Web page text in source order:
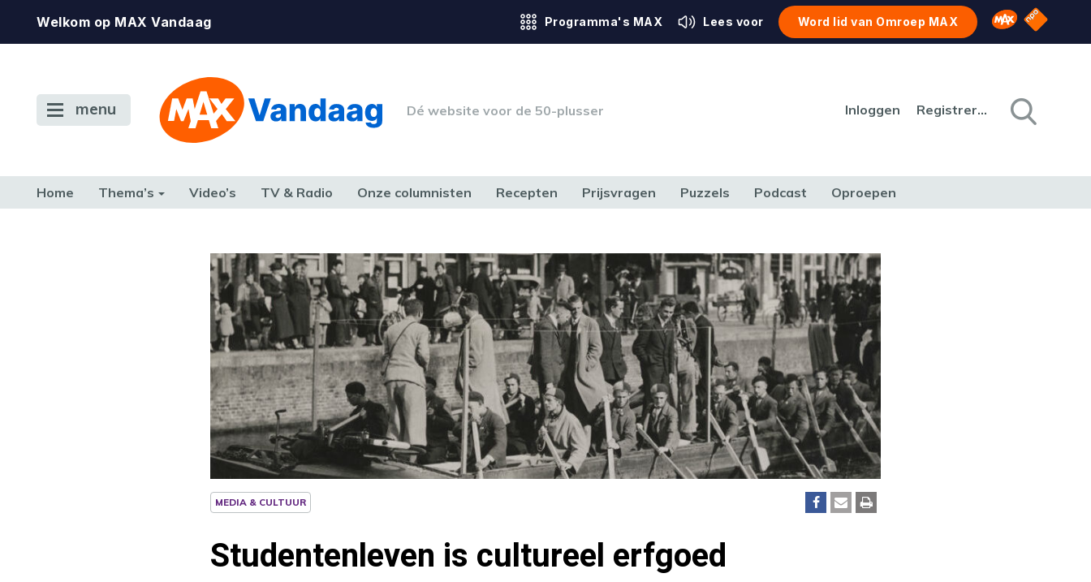
Welkom op MAX Vandaag Programma's MAX Lees voor Word lid van Omroep MAX Omroep MAX
NPO
menu Dé website voor de 50-plusser Inloggen Registreren
Home Thema’s Video’s TV & Radio Onze columnisten Recepten Prijsvragen Puzzels Podcast Oproepen
MEDIA & CULTUUR
Studentenleven is cultureel erfgoed